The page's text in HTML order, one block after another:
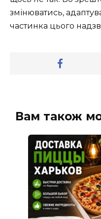
змінюватись,
частинка цього
Вам також